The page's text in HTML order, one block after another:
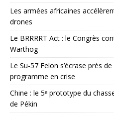
Les armées africaines
drones
Le BRRRRT Act : le Congrès
Warthog
Le Su-57 Felon s’écrase près
programme en crise
Chine : le 5ᵉ prototype du
de Pékin